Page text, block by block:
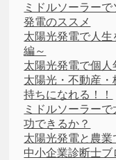
ミドルソーラー
発電のススメ
太陽光発電で人
編～
太陽光発電で個人
太陽光・不動産
持ちになれる！！
ミドルソーラー
功できるか？
太陽光発電と農業
中小企業診断士ブ